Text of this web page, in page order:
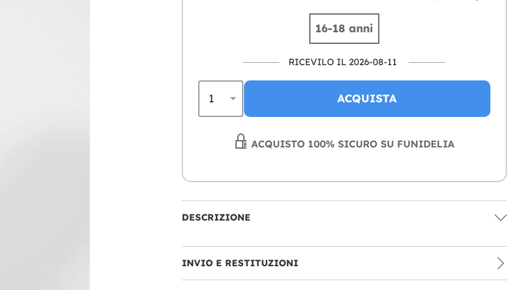
16-18 anni
RICEVILO IL 2026-08-11
ACQUISTA
ACQUISTO 100% SICURO SU FUNIDELIA
DESCRIZIONE
INVIO E RESTITUZIONI